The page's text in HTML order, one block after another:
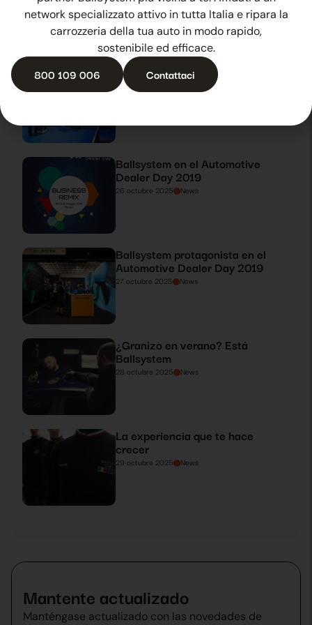
24 octubre 2025 News
El método Ballsystem
protagonista en el Service Da
Ballsystem en el Automotive
Dealer Day 2019
26 octubre 2025 News
Ballsystem protagonista en el
Automotive Dealer Day 2019
27 octubre 2025 News
¿Granizo en verano? Está
Ballsystem
28 octubre 2025 News
La experiencia que te hace
crecer
29 octubre 2025 News
Mantente actualizado
Manténgase actualizado con las novedades de
network specializzato attivo in tutta Italia e ripara la
carrozzeria della tua auto in modo rapido,
sostenibile ed efficace.
800 109 006 Contattaci